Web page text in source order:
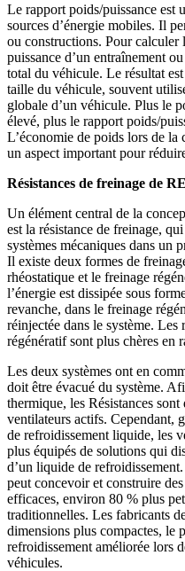
Le rapport poids/puissance est
sources d’énergie mobiles. Il
ou constructions. Pour calculer
puissance d’un entraînement
total du véhicule. Le résultat
taille du véhicule, souvent
globale d’un véhicule. Plus le
élevé, plus le rapport poids/
L’économie de poids lors de la
un aspect important pour
Résistances de freinage de
Un élément central de la
est la résistance de freinage,
systèmes mécaniques dans un
Il existe deux formes de
rhéostatique et le freinage
l’énergie est dissipée sous
revanche, dans le freinage
réinjectée dans le système. Les
régénératif sont plus chères en
Les deux systèmes ont en
doit être évacué du système.
thermique, les Résistances
ventilateurs actifs. Cependant,
de refroidissement liquide, les
plus équipés de solutions qui
d’un liquide de
peut concevoir et construire
efficaces, environ 80 % plus
traditionnelles. Les fabricants
dimensions plus compactes, le
refroidissement améliorée lors
véhicules.